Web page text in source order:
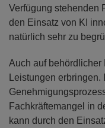
Verfügung stehenden
den Einsatz von KI
natürlich sehr zu
Auch auf behördlicher
Leistungen
Fachkräftemangel in
kann durch den